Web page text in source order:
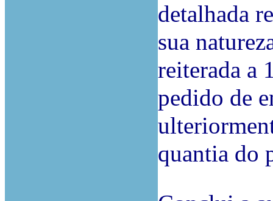
detalhada
sua
reiterada a
pedido de
quantia do